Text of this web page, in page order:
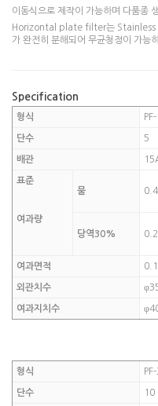
이동식으로 제작이 가능하며 다품종
Horizontal plate filter는 Stainless
가 완전히 분해되어 무균청정이 가능
Specification
형식
단수 5
배관
표준
여과량
물
당역30%
여과면적
외관치수
여과지치수
형식
단수 10